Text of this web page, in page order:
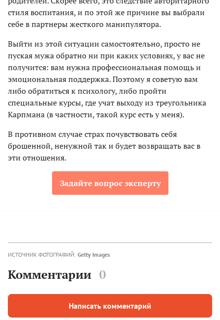
стиля воспитания, и по этой же причине вы выбрали
себе в партнеры жесткого манипулятора.
Выйти из этой ситуации самостоятельно, просто не
пуская мужа обратно ни при каких условиях, у вас не
получится: вам нужна профессиональная помощь и
эмоциональная поддержка. Поэтому я советую вам
либо обратиться к психологу, либо пройти
специальные курсы, где учат выходу из треугольника
Карпмана (в частности, такой курс есть у меня).
В противном случае страх почувствовать себя
брошенной, ненужной так и будет возвращать вас в
эти отношения.
Задайте вопрос эксперту
ИСТОЧНИК ФОТОГРАФИЙ: Getty Images
Комментарии 0
Написать комментарий